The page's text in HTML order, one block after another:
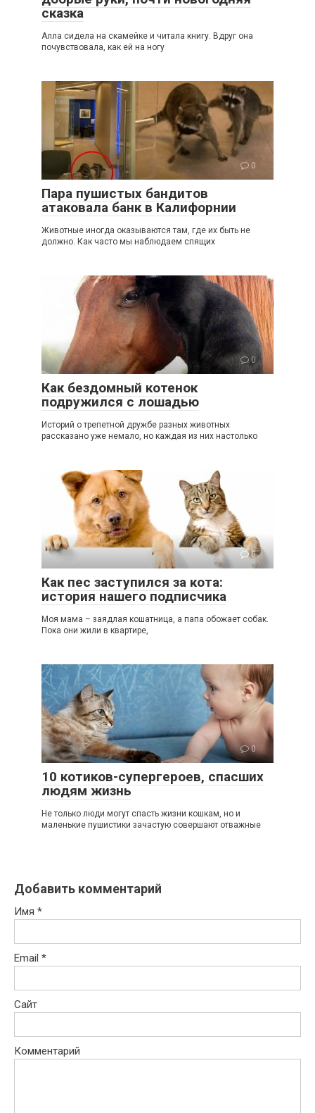
сказка
Алла сидела на скамейке и читала книгу. Вдруг она
почувствовала, как ей на ногу
0
Пара пушистых бандитов
атаковала банк в Калифорнии
Животные иногда оказываются там, где их быть не
должно. Как часто мы наблюдаем спящих
0
Как бездомный котенок
подружился с лошадью
Историй о трепетной дружбе разных животных
рассказано уже немало, но каждая из них настолько
0
Как пес заступился за кота:
история нашего подписчика
Моя мама – заядлая кошатница, а папа обожает собак.
Пока они жили в квартире,
0
10 котиков-супергероев, спасших
людям жизнь
Не только люди могут спасть жизни кошкам, но и
маленькие пушистики зачастую совершают отважные
Добавить комментарий
Имя *
Email *
Сайт
Комментарий